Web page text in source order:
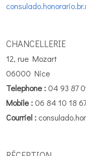
CHANCELLERIE
12, rue Mozart
06000 Nice
Telephone : 04 93 87
Mobile : 06 84 10 18 67
Courriel :